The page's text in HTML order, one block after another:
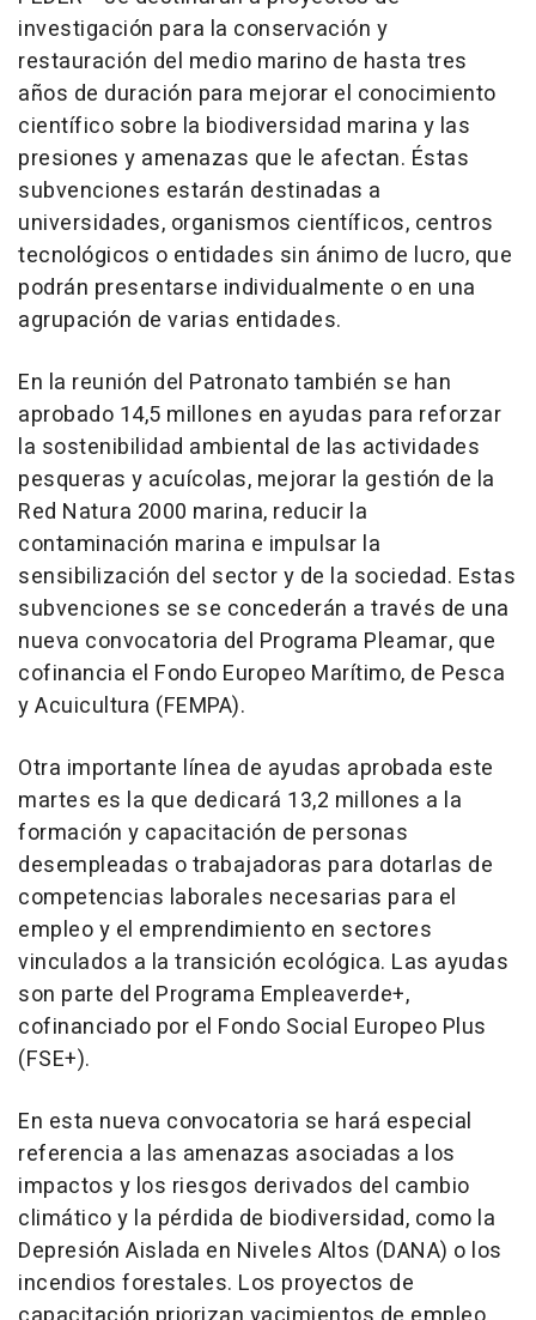
investigación para la conservación y
restauración del medio marino de hasta tres
años de duración para mejorar el conocimiento
científico sobre la biodiversidad marina y las
presiones y amenazas que le afectan. Éstas
subvenciones estarán destinadas a
universidades, organismos científicos, centros
tecnológicos o entidades sin ánimo de lucro, que
podrán presentarse individualmente o en una
agrupación de varias entidades.
En la reunión del Patronato también se han
aprobado 14,5 millones en ayudas para reforzar
la sostenibilidad ambiental de las actividades
pesqueras y acuícolas, mejorar la gestión de la
Red Natura 2000 marina, reducir la
contaminación marina e impulsar la
sensibilización del sector y de la sociedad. Estas
subvenciones se se concederán a través de una
nueva convocatoria del Programa Pleamar, que
cofinancia el Fondo Europeo Marítimo, de Pesca
y Acuicultura (FEMPA).
Otra importante línea de ayudas aprobada este
martes es la que dedicará 13,2 millones a la
formación y capacitación de personas
desempleadas o trabajadoras para dotarlas de
competencias laborales necesarias para el
empleo y el emprendimiento en sectores
vinculados a la transición ecológica. Las ayudas
son parte del Programa Empleaverde+,
cofinanciado por el Fondo Social Europeo Plus
(FSE+).
En esta nueva convocatoria se hará especial
referencia a las amenazas asociadas a los
impactos y los riesgos derivados del cambio
climático y la pérdida de biodiversidad, como la
Depresión Aislada en Niveles Altos (DANA) o los
incendios forestales. Los proyectos de